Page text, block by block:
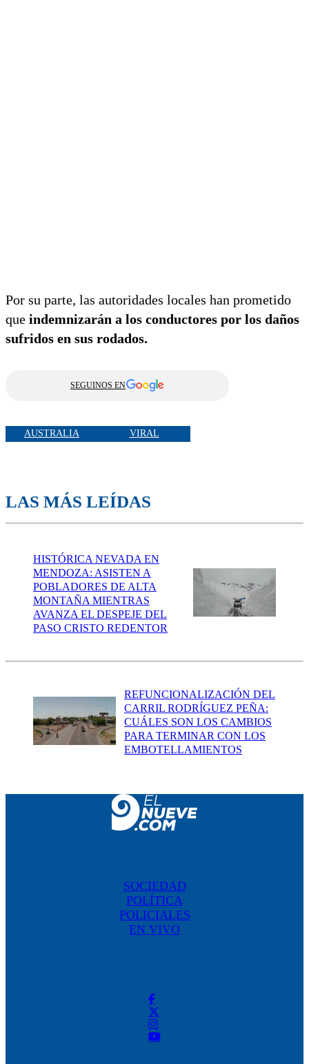
Por su parte, las autoridades locales han prometido
que indemnizarán a los conductores por los daños
sufridos en sus rodados.
SEGUINOS EN
AUSTRALIA VIRAL
LAS MÁS LEÍDAS
HISTÓRICA NEVADA EN
MENDOZA: ASISTEN A
POBLADORES DE ALTA
MONTAÑA MIENTRAS
AVANZA EL DESPEJE DEL
PASO CRISTO REDENTOR
REFUNCIONALIZACIÓN DEL
CARRIL RODRÍGUEZ PEÑA:
CUÁLES SON LOS CAMBIOS
PARA TERMINAR CON LOS
EMBOTELLAMIENTOS
SOCIEDAD
POLÍTICA
POLICIALES
EN VIVO